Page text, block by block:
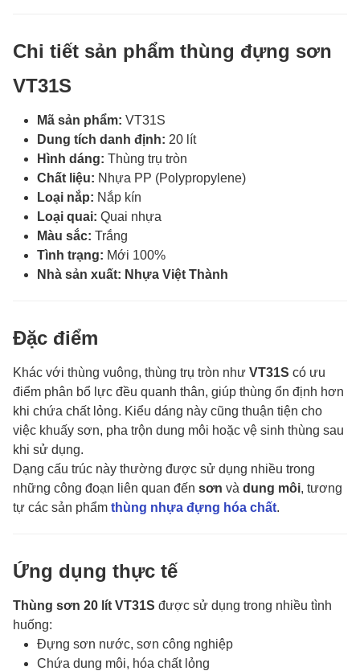
Chi tiết sản phẩm thùng đựng sơn
VT31S
Mã sản phẩm: VT31S
Dung tích danh định: 20 lít
Hình dáng: Thùng trụ tròn
Chất liệu: Nhựa PP (Polypropylene)
Loại nắp: Nắp kín
Loại quai: Quai nhựa
Màu sắc: Trắng
Tình trạng: Mới 100%
Nhà sản xuất: Nhựa Việt Thành
Đặc điểm
Khác với thùng vuông, thùng trụ tròn như VT31S có ưu
điểm phân bổ lực đều quanh thân, giúp thùng ổn định hơn
khi chứa chất lỏng. Kiểu dáng này cũng thuận tiện cho
việc khuấy sơn, pha trộn dung môi hoặc vệ sinh thùng sau
khi sử dụng.
Dạng cấu trúc này thường được sử dụng nhiều trong
những công đoạn liên quan đến sơn và dung môi, tương
tự các sản phẩm thùng nhựa đựng hóa chất.
Ứng dụng thực tế
Thùng sơn 20 lít VT31S được sử dụng trong nhiều tình
huống:
Đựng sơn nước, sơn công nghiệp
Chứa dung môi, hóa chất lỏng